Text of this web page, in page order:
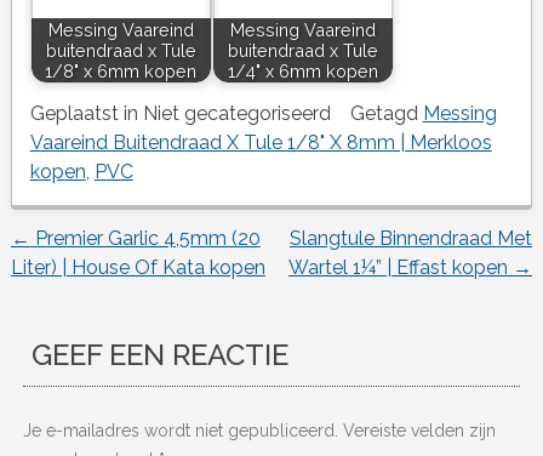
Messing Vaareind
buitendraad x Tule
1/8" x 6mm kopen
Messing Vaareind
buitendraad x Tule
1/4" x 6mm kopen
Geplaatst in Niet gecategoriseerd Getagd Messing
Vaareind Buitendraad X Tule 1/8" X 8mm | Merkloos
kopen PVC
Berichtnavigatie
← Premier Garlic 4,5mm (20
Liter) | House Of Kata kopen
Slangtule Binnendraad Met
Wartel 1¼” | Effast kopen →
GEEF EEN REACTIE
Je e-mailadres wordt niet gepubliceerd. Vereiste velden zijn